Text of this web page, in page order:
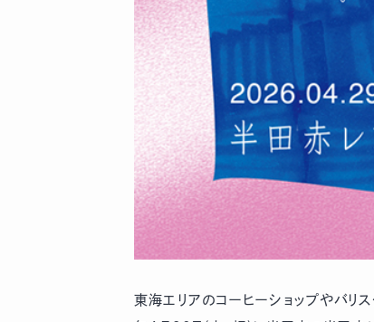
東海エリアのコーヒーショップやバリ